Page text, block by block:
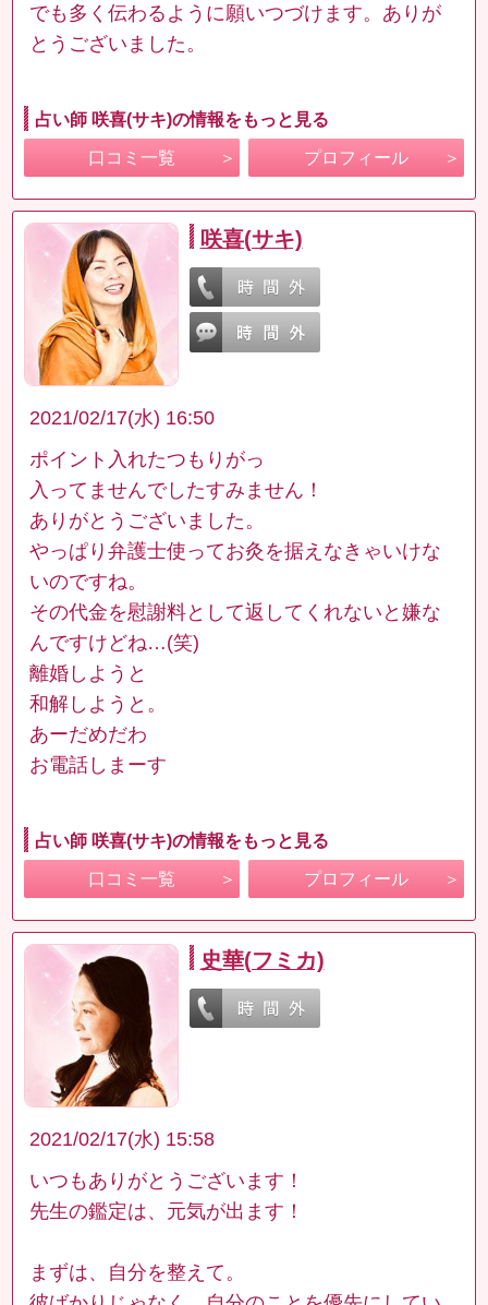
でも多く伝わるように願いつづけます。ありが
とうございました。
占い師 咲喜(サキ)の情報をもっと見る
口コミ一覧 プロフィール
咲喜(サキ)
2021/02/17(水) 16:50
ポイント入れたつもりがっ
入ってませんでしたすみません！
ありがとうございました。
やっぱり弁護士使ってお灸を据えなきゃいけな
いのですね。
その代金を慰謝料として返してくれないと嫌な
んですけどね…(笑)
離婚しようと
和解しようと。
あーだめだわ
お電話しまーす
占い師 咲喜(サキ)の情報をもっと見る
口コミ一覧 プロフィール
史華(フミカ)
2021/02/17(水) 15:58
いつもありがとうございます！
先生の鑑定は、元気が出ます！
まずは、自分を整えて。